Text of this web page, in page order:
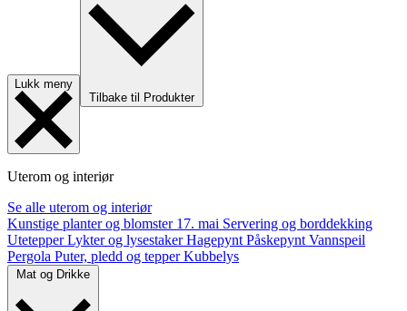
Lukk meny
Tilbake til Produkter
Uterom og interiør
Se alle uterom og interiør
Kunstige planter og blomster 17. mai Servering og borddekking
UtetepperLykter og lysestakerHagepynt Påskepynt Vannspeil
Pergola Puter, pledd og tepperKubbelys